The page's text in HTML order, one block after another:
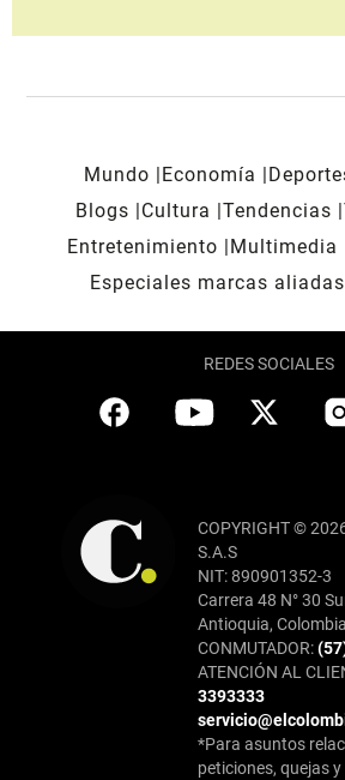
Mundo Economía
Blogs
Cultura Tendencias
Entretenimiento
Multimedia
Especiales marcas aliadas
REDES SOCIALES
COPYRIGHT ©
S.A.S
NIT: 890901352-3
Carrera 48 N° 30
Antioquia,
CONMUTADOR:
ATENCIÓN AL
3393333
*Para asuntos
peticiones, quejas